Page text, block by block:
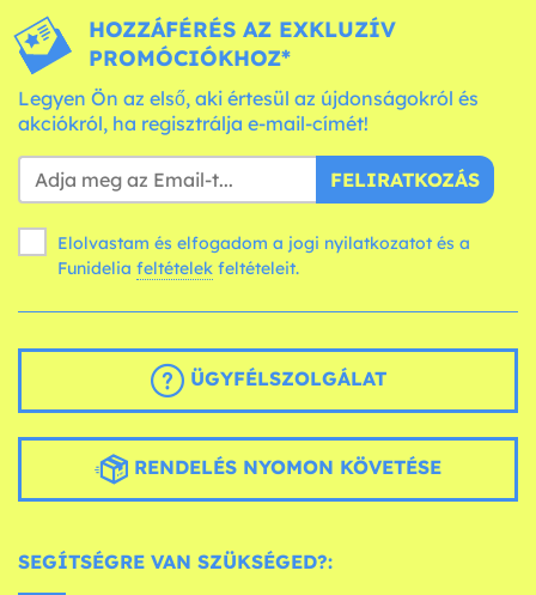
HOZZÁFÉRÉS AZ EXKLUZÍV
PROMÓCIÓKHOZ*
Legyen Ön az első, aki értesül az újdonságokról és
akciókról, ha regisztrálja e-mail-címét!
FELIRATKOZÁS
Elolvastam és elfogadom a jogi nyilatkozatot és a
Funidelia feltételek feltételeit.
ÜGYFÉLSZOLGÁLAT
RENDELÉS NYOMON KÖVETÉSE
SEGÍTSÉGRE VAN SZÜKSÉGED?: